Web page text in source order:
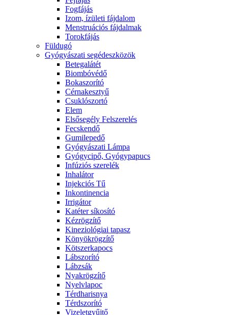
Fogfájás
Izom, ízületi fájdalom
Menstruációs fájdalmak
Torokfájás
Füldugó
Gyógyászati segédeszközök
Betegalátét
Biombóvédő
Bokaszorító
Cérnakesztyű
Csuklószortó
Elem
Elsősegély Felszerelés
Fecskendő
Gumilepedő
Gyógyászati Lámpa
Gyógycipő, Gyógypapucs
Infúziós szerelék
Inhalátor
Injekciós Tű
Inkontinencia
Irrigátor
Katéter síkosító
Kézrögzítő
Kineziológiai tapasz
Könyökrögzítő
Kötszerkapocs
Lábszorító
Lábzsák
Nyakrögzítő
Nyelvlapoc
Térdharisnya
Térdszorító
Vizeletgyűjtő